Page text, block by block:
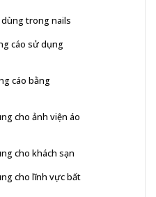
trong nails
cáo sử dụng
cáo bằng
cho ảnh viện áo
cho khách sạn
cho lĩnh vực bất